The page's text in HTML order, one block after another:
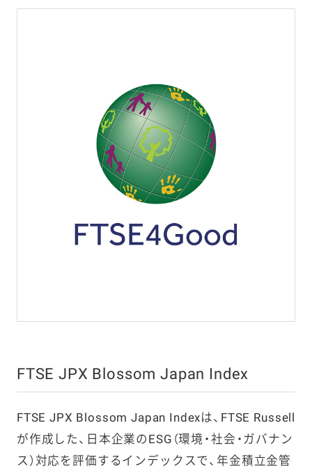
FTSE JPX Blossom Japan Index
FTSE JPX Blossom Japan Indexは、FTSE Russell
が作成した、日本企業のESG（環境・社会・ガバナン
ス）対応を評価するインデックスで、年金積立金管